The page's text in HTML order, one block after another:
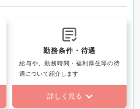
勤務条件・待遇
給与や、勤務時間・福利厚生等の待
遇について紹介します
詳しく見る